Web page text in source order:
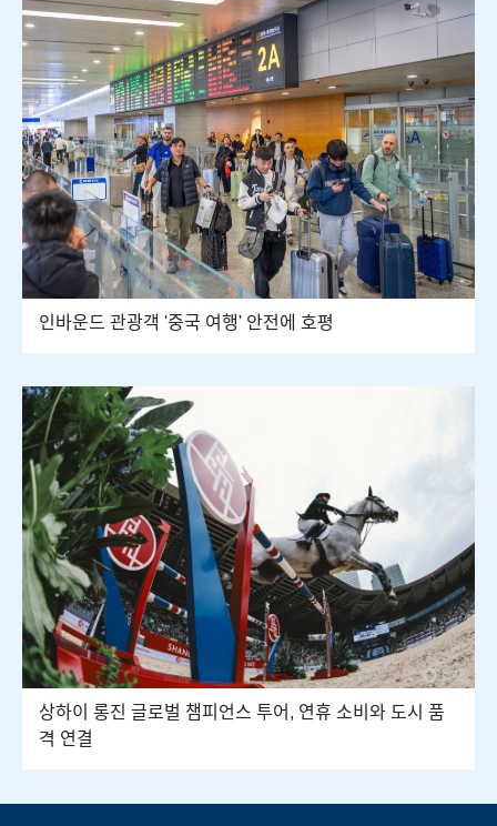
인바운드 관광객 '중국 여행' 안전에 호평
상하이 롱진 글로벌 챔피언스 투어, 연휴 소비와 도시 품
격 연결